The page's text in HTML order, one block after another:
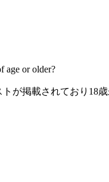
age or older?
が掲載されており18